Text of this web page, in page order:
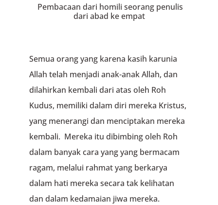
Pembacaan dari homili seorang penulis
dari abad ke empat
Semua orang yang karena kasih karunia
Allah telah menjadi anak-anak Allah, dan
dilahirkan kembali dari atas oleh Roh
Kudus, memiliki dalam diri mereka Kristus,
yang menerangi dan menciptakan mereka
kembali. Mereka itu dibimbing oleh Roh
dalam banyak cara yang yang bermacam
ragam, melalui rahmat yang berkarya
dalam hati mereka secara tak kelihatan
dan dalam kedamaian jiwa mereka.